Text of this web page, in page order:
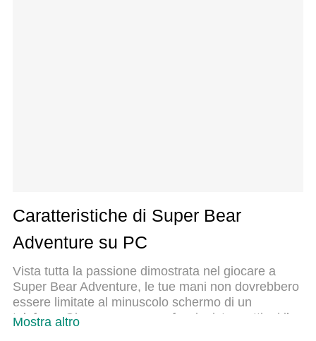
Caratteristiche di Super Bear
Adventure su PC
Vista tutta la passione dimostrata nel giocare a
Super Bear Adventure, le tue mani non dovrebbero
essere limitate al minuscolo schermo di un
telefono. Gioca come un professionista e ottieni il
Mostra altro